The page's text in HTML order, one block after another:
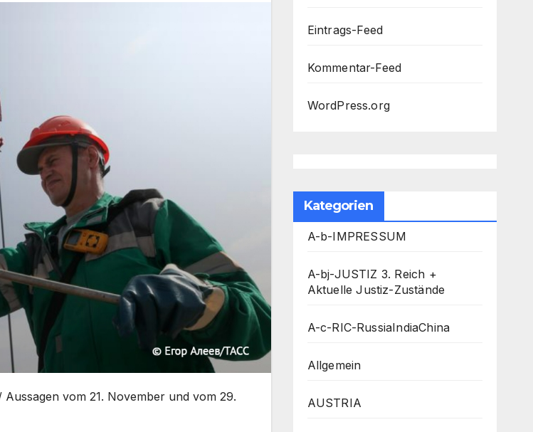
vom 21. November und vom 29.
Eintrags-Feed
Kommentar-Feed
WordPress.org
Kategorien
A-b-IMPRESSUM
A-bj-JUSTIZ 3. Reich +
Aktuelle Justiz-Zustände
A-c-RIC-RussiaIndiaChina
Allgemein
AUSTRIA